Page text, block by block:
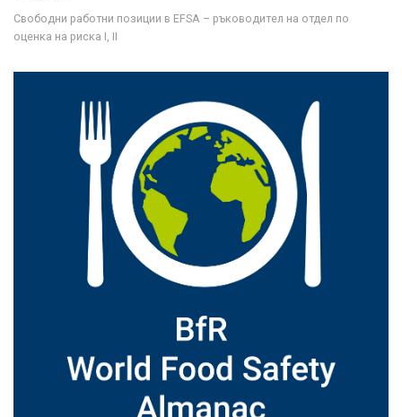
Свободни работни позиции в EFSA – ръководител на отдел по
оценка на риска I, II